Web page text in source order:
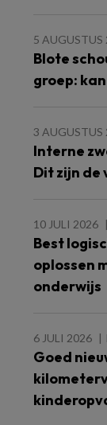
5 AUGUSTUS
Blote
groep:
3 AUGUSTUS
Interne
Dit zijn de
10 JULI 2026
Best
oplossen
onderwijs
6 JULI 2026
Goed